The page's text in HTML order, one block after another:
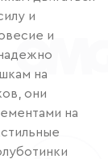
и
и
на
они
на